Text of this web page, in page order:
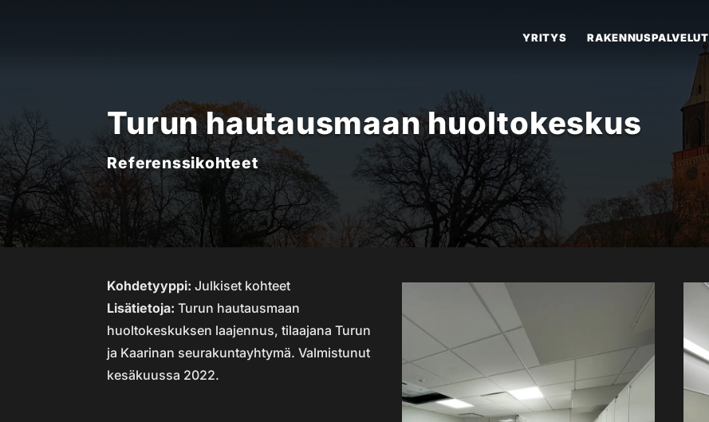
YRITYS RAKENNUSPALVELUT
Turun hautausmaan huoltokeskus
Referenssikohteet
Kohdetyyppi: Julkiset kohteet
Lisätietoja: Turun hautausmaan
huoltokeskuksen laajennus, tilaajana Turun
ja Kaarinan seurakuntayhtymä. Valmistunut
kesäkuussa 2022.